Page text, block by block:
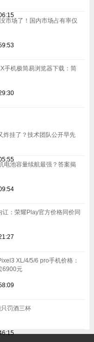
市场了！国内市场占有率仅
手机极简易浏览器下载：简
炸挂了？技术团队公开早先
电池容量续航最强？答案揭
：荣耀Play官方价格同价同
XL/4/5/6 pro手机价格：
6900元
罚酒三杯